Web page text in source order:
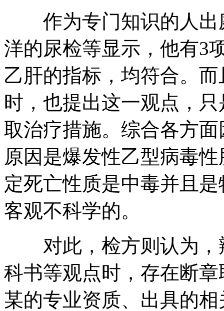
作为专门知识的人出
洋的尿检等显示，他有3
乙肝的指标，均符合。
时，也提出这一观点，
取治疗措施。综合各方
原因是爆发性乙型病毒
定死亡性质是中毒并且
客观不科学的。
对此，检方则认为，
科书等观点时，存在断
某的专业资质、出具的